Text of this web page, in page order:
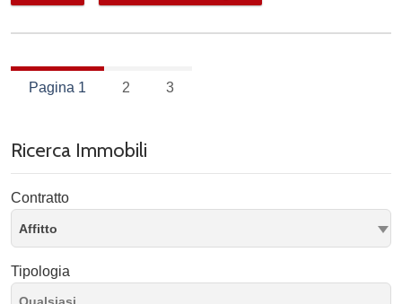
Pagina 1 2 3
Ricerca Immobili
Contratto
Affitto
Tipologia